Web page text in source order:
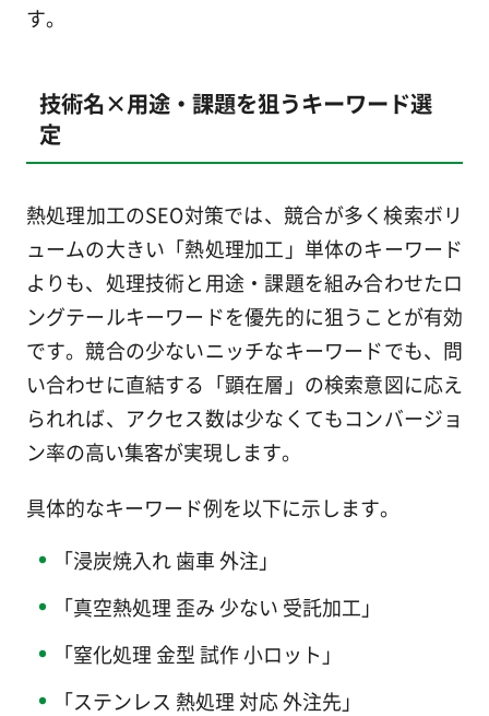
す。
技術名×用途・課題を狙うキーワード選
定
熱処理加工のSEO対策では、競合が多く検索ボリ
ュームの大きい「熱処理加工」単体のキーワード
よりも、処理技術と用途・課題を組み合わせたロ
ングテールキーワードを優先的に狙うことが有効
です。競合の少ないニッチなキーワードでも、問
い合わせに直結する「顕在層」の検索意図に応え
られれば、アクセス数は少なくてもコンバージョ
ン率の高い集客が実現します。
具体的なキーワード例を以下に示します。
「浸炭焼入れ 歯車 外注」
「真空熱処理 歪み 少ない 受託加工」
「窒化処理 金型 試作 小ロット」
「ステンレス 熱処理 対応 外注先」